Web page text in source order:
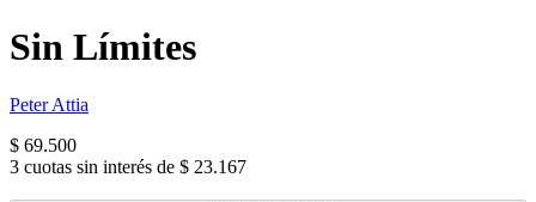
Sin Límites
Peter Attia
$ 69.500
3 cuotas sin interés de $ 23.167